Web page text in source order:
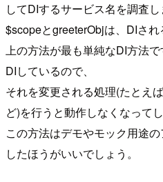
してDIするサービス名を調査し
$scopeとgreeterObjは、DIされ
上の方法が最も単純なDI方法
DIしているので、
それを変更される処理(たとえ
ど)を行うと動作しなくなってし
この方法はデモやモック用途
したほうがいいでしょう。